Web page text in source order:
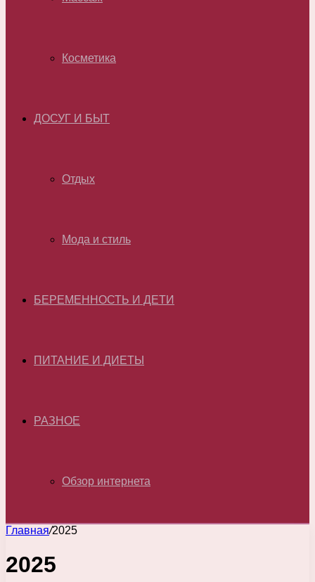
Косметика
ДОСУГ И БЫТ
Отдых
Мода и стиль
БЕРЕМЕННОСТЬ И ДЕТИ
ПИТАНИЕ И ДИЕТЫ
РАЗНОЕ
Обзор интернета
Главная/2025
2025